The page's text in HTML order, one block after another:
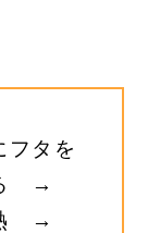
タを
る →
熱 →